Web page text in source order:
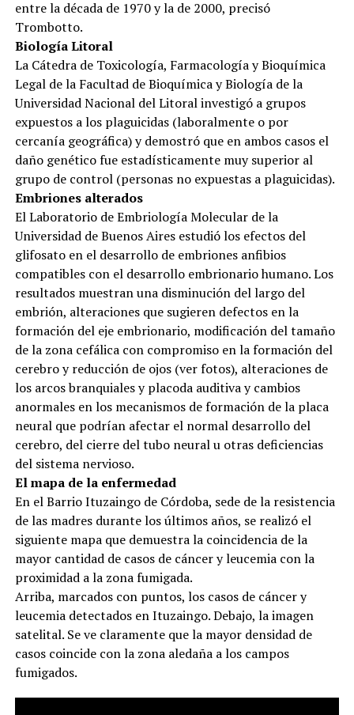
entre la década de 1970 y la de 2000, precisó
Trombotto.
Biología Litoral
La Cátedra de Toxicología, Farmacología y Bioquímica
Legal de la Facultad de Bioquímica y Biología de la
Universidad Nacional del Litoral investigó a grupos
expuestos a los plaguicidas (laboralmente o por
cercanía geográfica) y demostró que en ambos casos el
daño genético fue estadísticamente muy superior al
grupo de control (personas no expuestas a plaguicidas).
Embriones alterados
El Laboratorio de Embriología Molecular de la
Universidad de Buenos Aires estudió los efectos del
glifosato en el desarrollo de embriones anfibios
compatibles con el desarrollo embrionario humano. Los
resultados muestran una disminución del largo del
embrión, alteraciones que sugieren defectos en la
formación del eje embrionario, modificación del tamaño
de la zona cefálica con compromiso en la formación del
cerebro y reducción de ojos (ver fotos), alteraciones de
los arcos branquiales y placoda auditiva y cambios
anormales en los mecanismos de formación de la placa
neural que podrían afectar el normal desarrollo del
cerebro, del cierre del tubo neural u otras deficiencias
del sistema nervioso.
El mapa de la enfermedad
En el Barrio Ituzaingo de Córdoba, sede de la resistencia
de las madres durante los últimos años, se realizó el
siguiente mapa que demuestra la coincidencia de la
mayor cantidad de casos de cáncer y leucemia con la
proximidad a la zona fumigada.
Arriba, marcados con puntos, los casos de cáncer y
leucemia detectados en Ituzaingo. Debajo, la imagen
satelital. Se ve claramente que la mayor densidad de
casos coincide con la zona aledaña a los campos
fumigados.